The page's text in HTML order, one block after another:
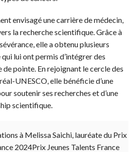
envisagé une carrière de médecin,
la recherche scientifique. Grâce à
elle a obtenu plusieurs
qui lui ont permis d’intégrer des
de pointe. En rejoignant le cercle des
UNESCO, elle bénéficie d’une
soutenir ses recherches et d’une
scientifique.
à Melissa Saichi, lauréate du Prix
2024Prix Jeunes Talents France